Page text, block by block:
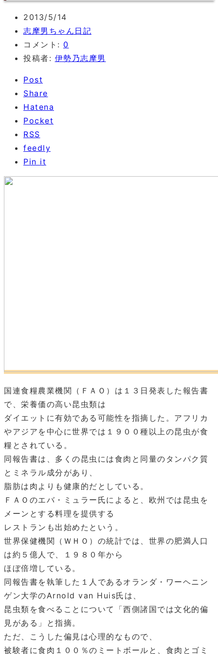
2013/5/14
志摩男ちゃん日記
コメント: 0
投稿者: 伊勢乃志摩男
Post
Share
Hatena
Pocket
RSS
feedly
Pin it
国連食糧農業機関（ＦＡＯ）は１３日発表した報告書
で、栄養価の高い昆虫類は
ダイエットに有効である可能性を指摘した。 アフリカ
やアジアを中心に世界では１９００種以上の昆虫が食
糧とされている。
同報告書は、多くの昆虫には食肉と同量のタンパク質
とミネラル成分があり、
脂肪は肉よりも健康的だとしている。
ＦＡＯのエバ・ミュラー氏によると、欧州では昆虫を
メーンとする料理を提供する
レストランも出始めたという。
世界保健機関（ＷＨＯ）の統計では、世界の肥満人口
は約５億人で、１９８０年から
ほぼ倍増している。
同報告書を執筆した１人であるオランダ・ワーヘニン
ゲン大学のArnold van Huis氏は、
昆虫類を食べることについて「西側諸国では文化的偏
見がある」と指摘。
ただ、こうした偏見は心理的なもので、
被験者に食肉１００％のミートボールと、食肉とゴミ